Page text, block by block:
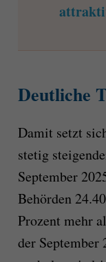
Deutliche
Damit setzt
stetig
September
Behörden
Prozent mehr
der September